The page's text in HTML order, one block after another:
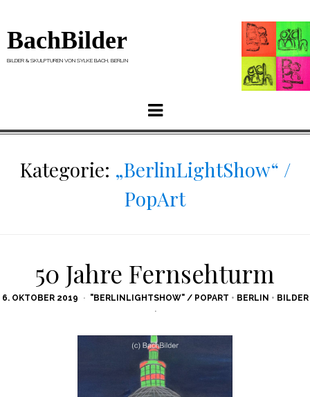
BachBilder
BILDER & SKULPTUREN VON SYLKE BACH, BERLIN
Menu
Kategorie: „BerlinLightShow“ /
PopArt
50 Jahre Fernsehturm
POSTED
6. OKTOBER 2019 "BERLINLIGHTSHOW" / POPART • BERLIN • BILDER